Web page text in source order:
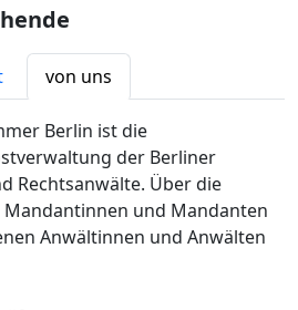
von uns
Berlin ist die
der Berliner
Rechtsanwälte. Über die
und Mandanten
Anwältinnen und Anwälten